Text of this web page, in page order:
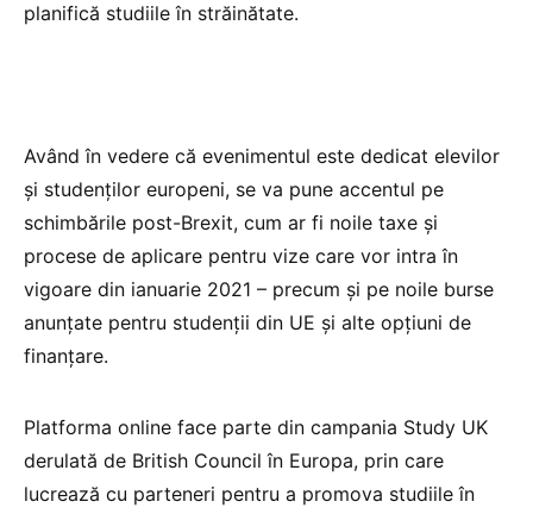
planifică studiile în străinătate.
Având în vedere că evenimentul este dedicat elevilor
și studenților europeni, se va pune accentul pe
schimbările post-Brexit, cum ar fi noile taxe și
procese de aplicare pentru vize care vor intra în
vigoare din ianuarie 2021 – precum și pe noile burse
anunțate pentru studenții din UE și alte opțiuni de
finanțare.
Platforma online face parte din campania Study UK
derulată de British Council în Europa, prin care
lucrează cu parteneri pentru a promova studiile în